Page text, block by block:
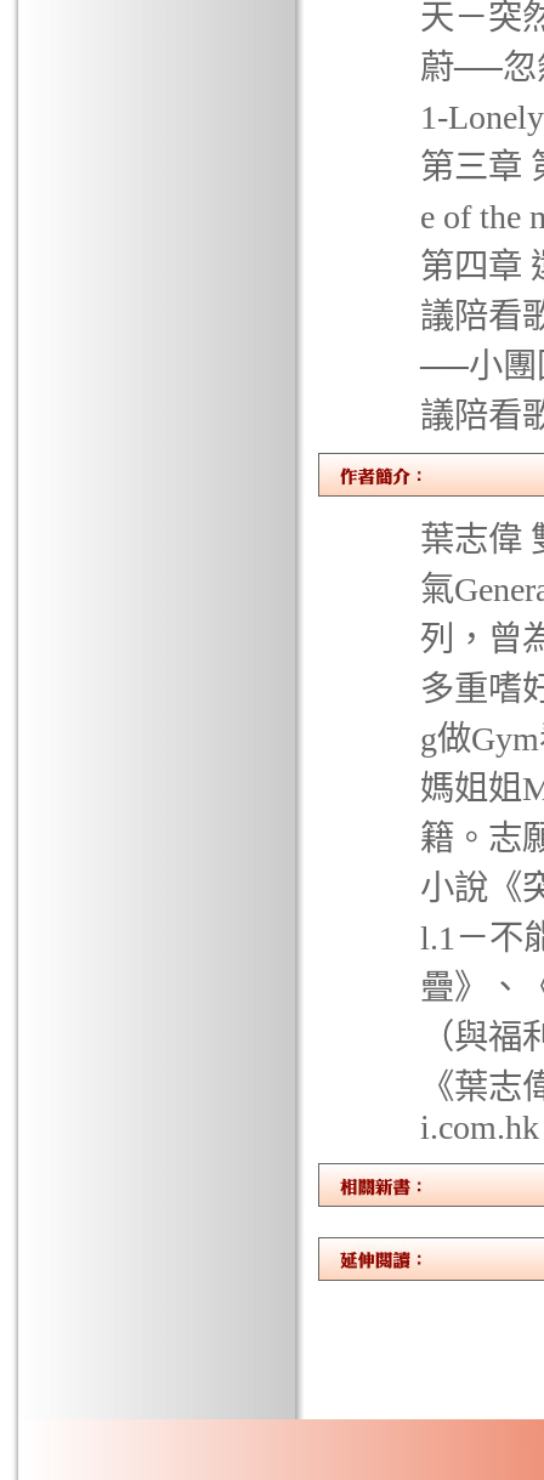
天－突
蔚──忽
1-
第三章
e of the
第四章
議陪看
──小團
議陪看
葉志偉
氣
列，曾
多重嗜
g做
媽姐姐
籍。志
小說《
l.1－不
疊》、
（與
《葉志